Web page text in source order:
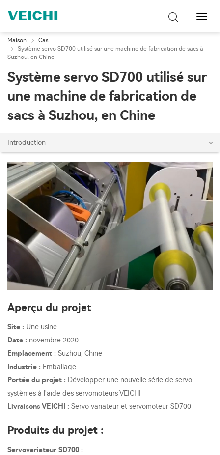
Maison
Cas
Système servo SD700 utilisé sur une machine de fabrication de sacs à
Suzhou, en Chine
Système servo SD700 utilisé sur
une machine de fabrication de
sacs à Suzhou, en Chine
Introduction
Aperçu du projet
Site : Une usine
Date : novembre 2020
Emplacement : Suzhou, Chine
Industrie : Emballage
Portée du projet : Développer une nouvelle série de servo-
systèmes à l'aide des servomoteurs VEICHI
Livraisons VEICHI : Servo variateur et servomoteur SD700
Produits du projet :
Servovariateur SD700 :